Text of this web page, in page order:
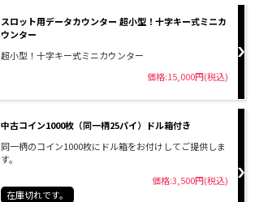
スロット用データカウンター 超小型！十字キー式ミニカ
ウンター
超小型！十字キー式ミニカウンター
価格:15,000円(税込)
中古コイン1000枚（同一柄25パイ）ドル箱付き
同一柄のコイン1000枚にドル箱をお付けしてご提供しま
す。
価格:3,500円(税込)
在庫切れです。